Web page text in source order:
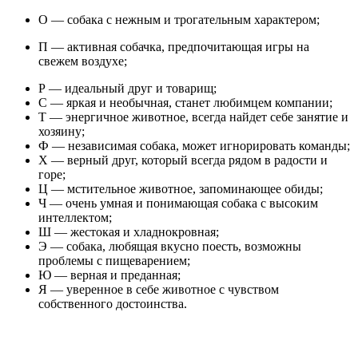
О — собака с нежным и трогательным характером;
П — активная собачка, предпочитающая игры на
свежем воздухе;
Р — идеальный друг и товарищ;
С — яркая и необычная, станет любимцем компании;
Т — энергичное животное, всегда найдет себе занятие и
хозяину;
Ф — независимая собака, может игнорировать команды;
Х — верный друг, который всегда рядом в радости и
горе;
Ц — мстительное животное, запоминающее обиды;
Ч — очень умная и понимающая собака с высоким
интеллектом;
Ш — жестокая и хладнокровная;
Э — собака, любящая вкусно поесть, возможны
проблемы с пищеварением;
Ю — верная и преданная;
Я — уверенное в себе животное с чувством
собственного достоинства.